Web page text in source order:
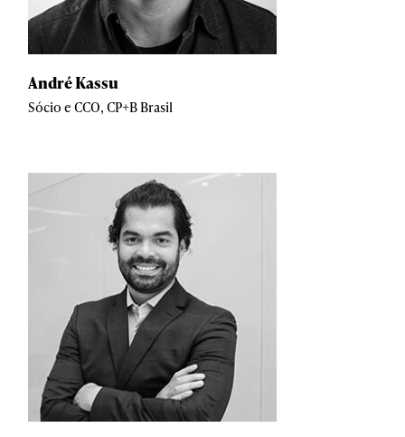
André Kassu
Sócio e CCO, CP+B Brasil